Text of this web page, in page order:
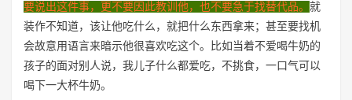
要说出这件事，更不要因此教训他，也不要急于找替代品。 就
装作不知道，该让他吃什么，就把什么东西拿来；甚至要找机
会故意用语言来暗示他很喜欢吃这个。比如当着不爱喝牛奶的
孩子的面对别人说，我儿子什么都爱吃，不挑食，一口气可以
喝下一大杯牛奶。